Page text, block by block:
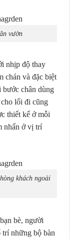
vườn
nhịp độ thay
chán và đặc biệt
chân dùng
lối đi cũng
thiết kế ở mỗi
nhấn ở vị trí
khách ngoài
bè, người
trí những bộ bàn